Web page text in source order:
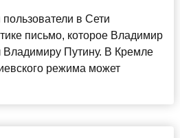
в Сети
письмо, которое Владимир
Владимиру Путину. В Кремле
режима может